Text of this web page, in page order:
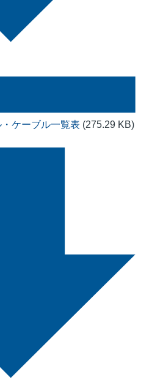
ケーブル一覧表 (275.29 KB)